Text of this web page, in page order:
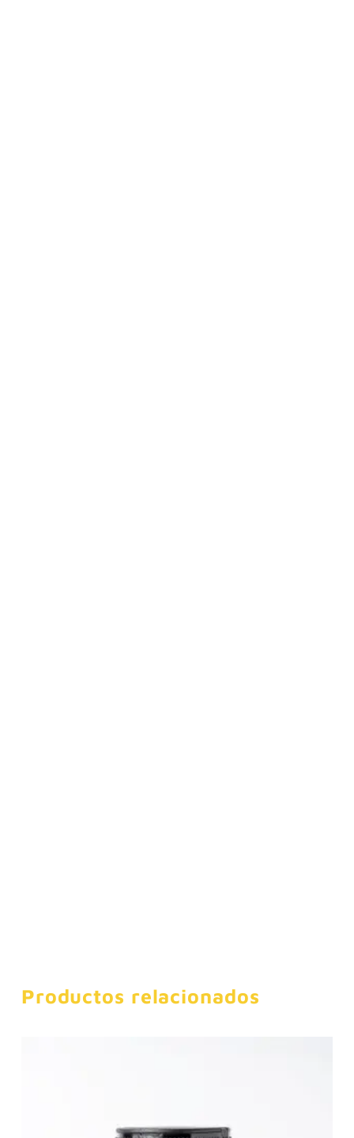
Productos relacionados